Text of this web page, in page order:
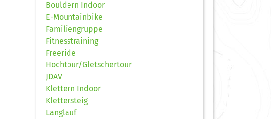
Bouldern Indoor
E-Mountainbike
Familiengruppe
Fitnesstraining
Freeride
Hochtour/Gletschertour
JDAV
Klettern Indoor
Klettersteig
Langlauf